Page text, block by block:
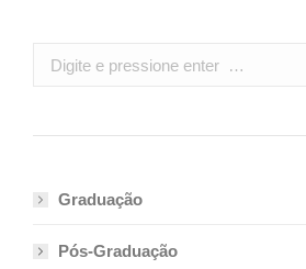
Search:
Graduação
Pós-Graduação